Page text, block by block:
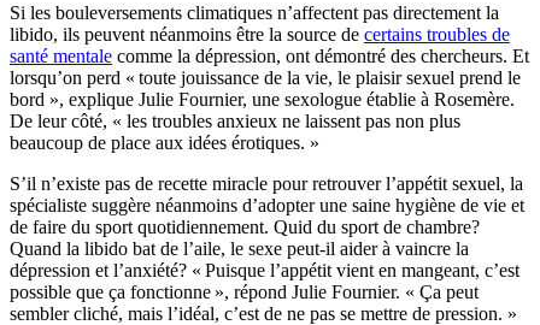
Si les bouleversements climatiques n’affectent pas directement la
libido, ils peuvent néanmoins être la source de certains troubles de
santé mentale comme la dépression, ont démontré des chercheurs. Et
lorsqu’on perd « toute jouissance de la vie, le plaisir sexuel prend le
bord », explique Julie Fournier, une sexologue établie à Rosemère.
De leur côté, « les troubles anxieux ne laissent pas non plus
beaucoup de place aux idées érotiques. »
S’il n’existe pas de recette miracle pour retrouver l’appétit sexuel, la
spécialiste suggère néanmoins d’adopter une saine hygiène de vie et
de faire du sport quotidiennement. Quid du sport de chambre?
Quand la libido bat de l’aile, le sexe peut-il aider à vaincre la
dépression et l’anxiété? « Puisque l’appétit vient en mangeant, c’est
possible que ça fonctionne », répond Julie Fournier. « Ça peut
sembler cliché, mais l’idéal, c’est de ne pas se mettre de pression. »